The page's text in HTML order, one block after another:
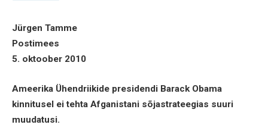
Jürgen Tamme
Postimees
5. oktoober 2010
Ameerika Ühendriikide presidendi Barack Obama
kinnitusel ei tehta Afganistani sõjastrateegias suuri
muudatusi.